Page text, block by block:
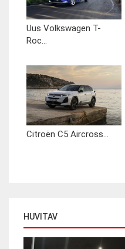
Uus Volkswagen T-
Roc...
Citroën C5 Aircross...
HUVITAV